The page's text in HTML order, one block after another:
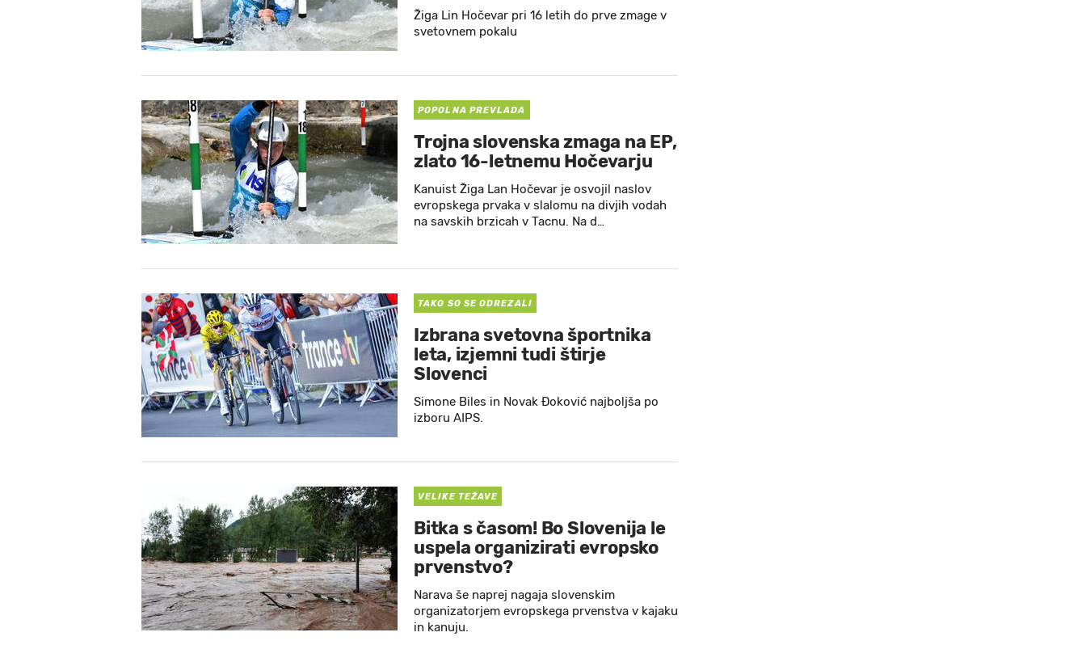
Žiga Lin Hočevar pri 16 letih do prve zmage v
svetovnem pokalu
POPOLNA PREVLADA
Trojna slovenska zmaga na EP,
zlato 16-letnemu Hočevarju
Kanuist Žiga Lan Hočevar je osvojil naslov
evropskega prvaka v slalomu na divjih vodah
na savskih brzicah v Tacnu. Na d…
TAKO SO SE ODREZALI
Izbrana svetovna športnika
leta, izjemni tudi štirje
Slovenci
Simone Biles in Novak Đoković najboljša po
izboru AIPS.
VELIKE TEŽAVE
Bitka s časom! Bo Slovenija le
uspela organizirati evropsko
prvenstvo?
Narava še naprej nagaja slovenskim
organizatorjem evropskega prvenstva v kajaku
in kanuju.